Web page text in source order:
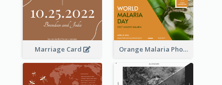
Marriage Card Orange Malaria Photo World Malaria Day Greeting Card